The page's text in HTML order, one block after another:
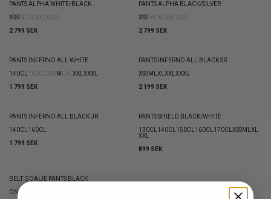
PANTS ALPHA WHITE/BLACK
XSS M XL XXL XXXL
2 799 SEK
PANTS ALPHA BLACK/SILVER
XSS M XL XXL XXXL
2 799 SEK
PANTS INFERNO ALL WHITE
140CL
160CL XSSM XL XXL XXXL
1 799 SEK
PANTS INFERNO ALL BLACK SR
XSSM XL XXL XXXL
2 199 SEK
PANTS INFERNO ALL BLACK JR
140CL 160CL
1 799 SEK
PANTS SHIELD BLACK/WHITE
130CL 140CL 150CL 160CL 170CL XSSM
XL
XXL
899 SEK
BELT GOALIE PANTS BLACK
ONESIZE